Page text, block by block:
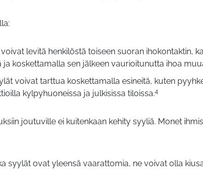
levitä henkilöstä toiseen suoran ihokontaktin,
koskettamalla sen jälkeen vaurioitunutta ihoa
voivat tarttua koskettamalla esineitä, kuten
kylpyhuoneissa ja julkisissa tiloissa.4
joutuville ei kuitenkaan kehity syyliä. Monet
syylät ovat yleensä vaarattomia, ne voivat olla